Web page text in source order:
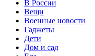
В России
Вещи
Военные новости
Гаджеты
Дети
Дом и сад